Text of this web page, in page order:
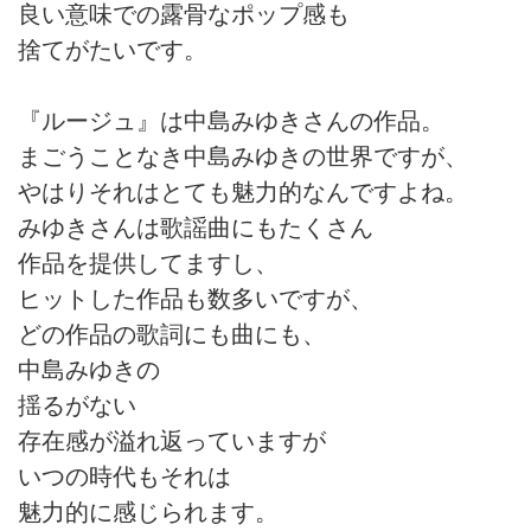
良い意味での露骨なポップ感も
捨てがたいです。
『ルージュ』は中島みゆきさんの作品。
まごうことなき中島みゆきの世界ですが、
やはりそれはとても魅力的なんですよね。
みゆきさんは歌謡曲にもたくさん
作品を提供してますし、
ヒットした作品も数多いですが、
どの作品の歌詞にも曲にも、
中島みゆきの
揺るがない
存在感が溢れ返っていますが
いつの時代もそれは
魅力的に感じられます。